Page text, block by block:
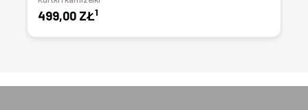
499,00 ZŁ1